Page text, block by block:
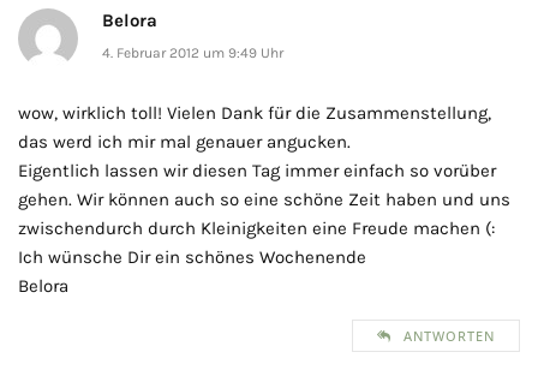
Belora
4. Februar 2012 um 9:49 Uhr
wow, wirklich toll! Vielen Dank für die Zusammenstellung,
das werd ich mir mal genauer angucken.
Eigentlich lassen wir diesen Tag immer einfach so vorüber
gehen. Wir können auch so eine schöne Zeit haben und uns
zwischendurch durch Kleinigkeiten eine Freude machen (:
Ich wünsche Dir ein schönes Wochenende
Belora
ANTWORTEN